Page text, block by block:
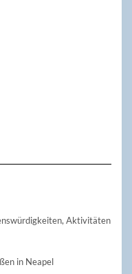
Aktivitäten
in Neapel